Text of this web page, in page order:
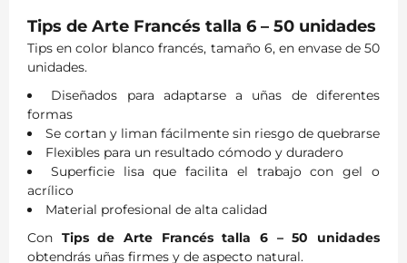
Tips de Arte Francés talla 6 – 50 unidades
Tips en color blanco francés, tamaño 6, en envase de 50
unidades.
Diseñados para adaptarse a uñas de diferentes
formas
Se cortan y liman fácilmente sin riesgo de quebrarse
Flexibles para un resultado cómodo y duradero
Superficie lisa que facilita el trabajo con gel o
acrílico
Material profesional de alta calidad
Con Tips de Arte Francés talla 6 – 50 unidades
obtendrás uñas firmes y de aspecto natural.